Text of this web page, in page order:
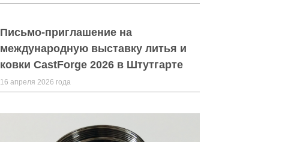
Письмо-приглашение на
международную выставку литья и
ковки CastForge 2026 в Штутгарте
16 апреля 2026 года